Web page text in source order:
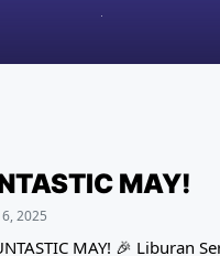
MAY!
2025
MAY! 🎉 Liburan